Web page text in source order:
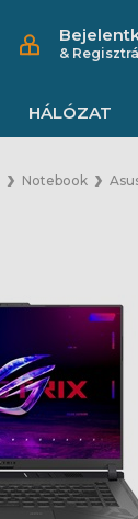
&
HÁLÓZAT
Notebook